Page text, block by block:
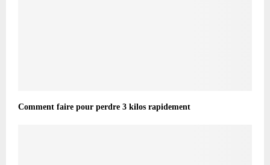
Comment faire pour perdre 3 kilos rapidement